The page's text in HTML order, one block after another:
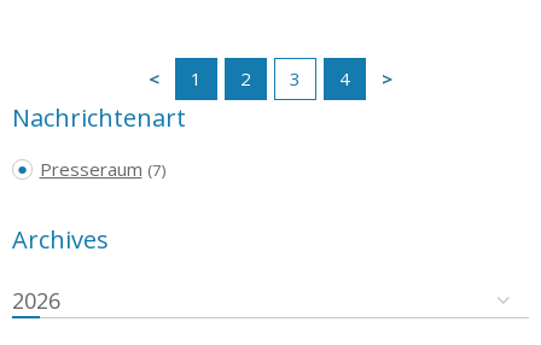
1 2 3 4
Nachrichtenart
Presseraum (7)
Archives
2026